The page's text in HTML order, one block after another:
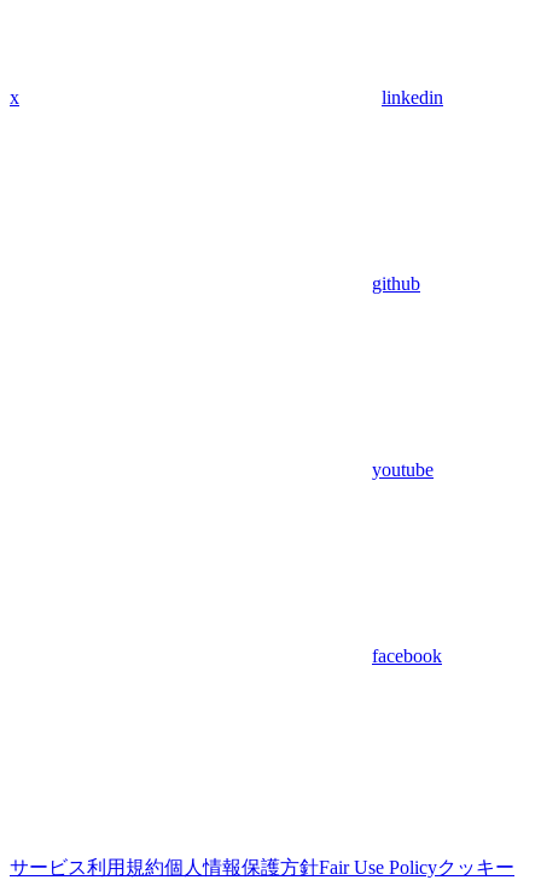
x linkedin
github
youtube
facebook
サービス利用規約個人情報保護方針Fair Use Policyクッキー